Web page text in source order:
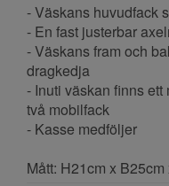
- Väskans huvudfack
- En fast justerbar
- Väskans fram och
dragkedja
- Inuti väskan finns
två mobilfack
- Kasse medföljer
Mått: H21cm x B25cm